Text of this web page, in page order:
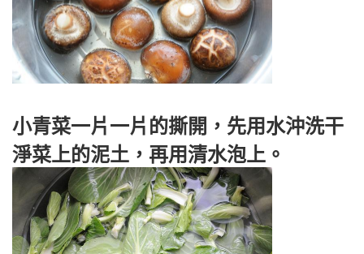
小青菜一片一片的撕開，先用水沖洗干
淨菜上的泥土，再用清水泡上。